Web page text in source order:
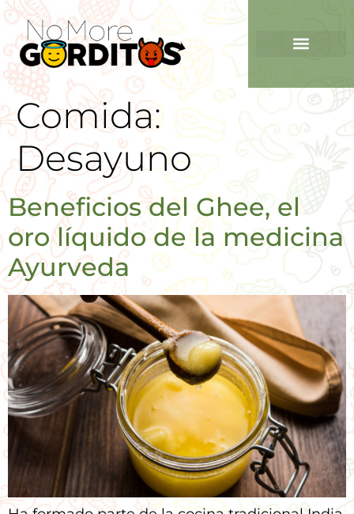
Comida:
Desayuno
Beneficios del Ghee, el
oro líquido de la medicina
Ayurveda